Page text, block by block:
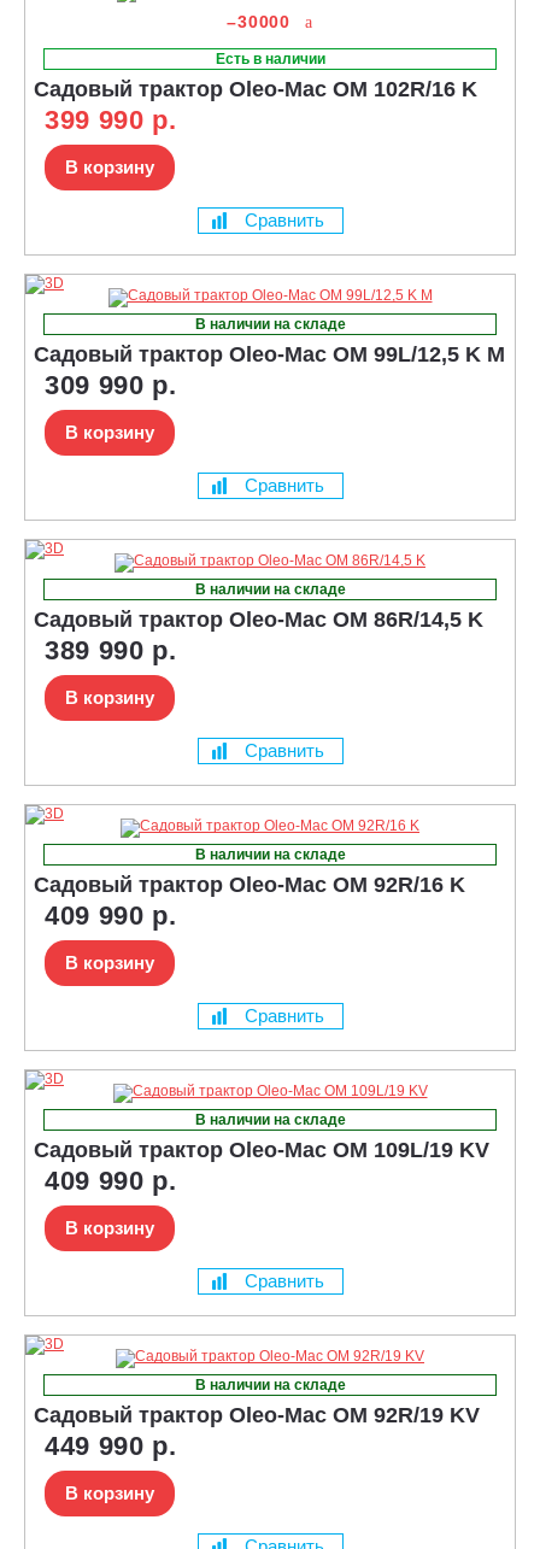
–30000
Есть в наличии
Садовый трактор Oleo-Mac OM 102R/16 K
399 990 р.
В корзину
Сравнить
В наличии на складе
Садовый трактор Oleo-Mac OM 99L/12,5 K M
309 990 р.
В корзину
Сравнить
В наличии на складе
Садовый трактор Oleo-Mac OM 86R/14,5 K
389 990 р.
В корзину
Сравнить
В наличии на складе
Садовый трактор Oleo-Mac OM 92R/16 K
409 990 р.
В корзину
Сравнить
В наличии на складе
Садовый трактор Oleo-Mac OM 109L/19 KV
409 990 р.
В корзину
Сравнить
В наличии на складе
Садовый трактор Oleo-Mac OM 92R/19 KV
449 990 р.
В корзину